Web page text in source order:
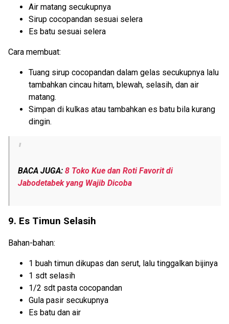
Air matang secukupnya
Sirup cocopandan sesuai selera
Es batu sesuai selera
Cara membuat:
Tuang sirup cocopandan dalam gelas secukupnya lalu
tambahkan cincau hitam, blewah, selasih, dan air
matang.
Simpan di kulkas atau tambahkan es batu bila kurang
dingin.
BACA JUGA: 8 Toko Kue dan Roti Favorit di
Jabodetabek yang Wajib Dicoba
9. Es Timun Selasih
Bahan-bahan:
1 buah timun dikupas dan serut, lalu tinggalkan bijinya
1 sdt selasih
1/2 sdt pasta cocopandan
Gula pasir secukupnya
Es batu dan air